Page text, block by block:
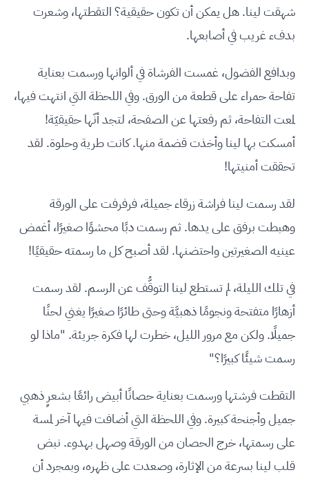
شهقت لينا. هل يمكن أن تكون حقيقية؟ التقطتها، وشعرت
بدفء غريب في أصابعها.
وبدافع الفضول، غمست الفرشاة في ألوانها ورسمت بعناية
تفاحة حمراء على قطعة من الورق. وفي اللحظة التي انتهت فيها،
لمعت التفاحة، ثم رفعتها عن الصفحة، لتجد أنّها حقيقيّة!
أمسكت بها لينا وأخذت قضمة منها. كانت طرية وحلوة. لقد
تحققت أمنيتها!
لقد رسمت لينا فراشة زرقاء جميلة، فرفرفت على الورقة
وهبطت برفق على يدها. ثم رسمت دبًا محشوًا صغيرًا، أغمض
عينيه الصغيرتين واحتضنها. لقد أصبح كل ما رسمته حقيقيًا!
في تلك الليلة، لم تستطع لينا التوقُّف عن الرسم. لقد رسمت
أزهارًا متفتحة ونجومًا ذهبيَّة وحتى طائرًا صغيرًا يغني لحنًا
جميلًا. ولكن مع مرور الليل، خطرت لها فكرة جريئة. "ماذا لو
رسمت شيئًا كبيرًا؟"
التقطت فرشتها ورسمت بعناية حصانًا أبيض رائعًا بشعرٍ ذهبي
جميل وأجنحة كبيرة. وفي اللحظة التي أضافت فيها آخر لمسة
على رسمتها، خرج الحصان من الورقة وصهل بهدوء. نبض
قلب لينا بسرعة من الإثارة، وصعدت على ظهره، وبمجرد أن